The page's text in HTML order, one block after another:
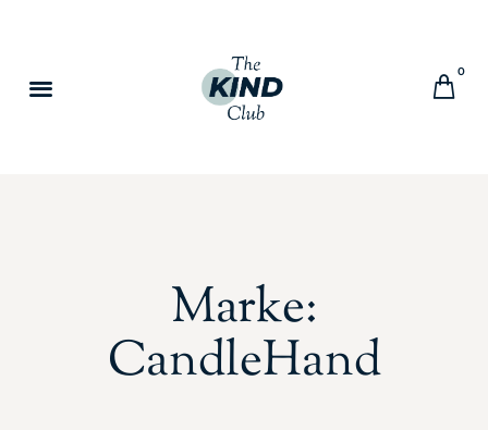
0
Marke:
CandleHand